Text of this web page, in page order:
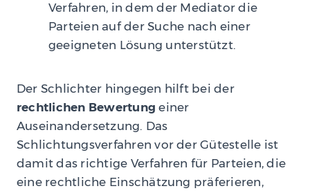
Verfahren, in dem der Mediator die
Parteien auf der Suche nach einer
geeigneten Lösung unterstützt.
Der Schlichter hingegen hilft bei der
rechtlichen Bewertung einer
Auseinandersetzung. Das
Schlichtungsverfahren vor der Gütestelle ist
damit das richtige Verfahren für Parteien, die
eine rechtliche Einschätzung präferieren,